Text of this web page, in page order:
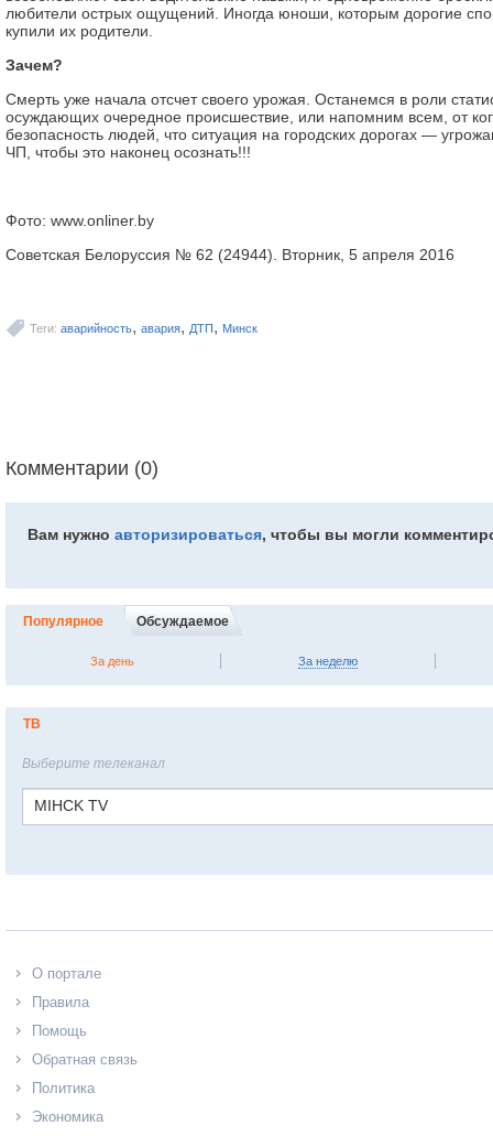
любители острых ощущений. Иногда юноши, которым дорогие
купили их родители.
Зачем?
Смерть уже начала отсчет своего урожая. Останемся в роли
осуждающих очередное происшествие, или напомним всем, от
безопасность людей, что ситуация на городских дорогах —
ЧП, чтобы это наконец осознать!!!
Фото: www.onliner.by
Советская Белоруссия № 62 (24944). Вторник, 5 апреля 2016
Теги: аварийность, авария, ДТП, Минск
Комментарии (0)
Вам нужно авторизироваться, чтобы вы могли
Популярное Обсуждаемое
За день За неделю
ТВ
Выберите телеканал
MIHCK TV
О портале
Правила
Помощь
Обратная связь
Политика
Экономика